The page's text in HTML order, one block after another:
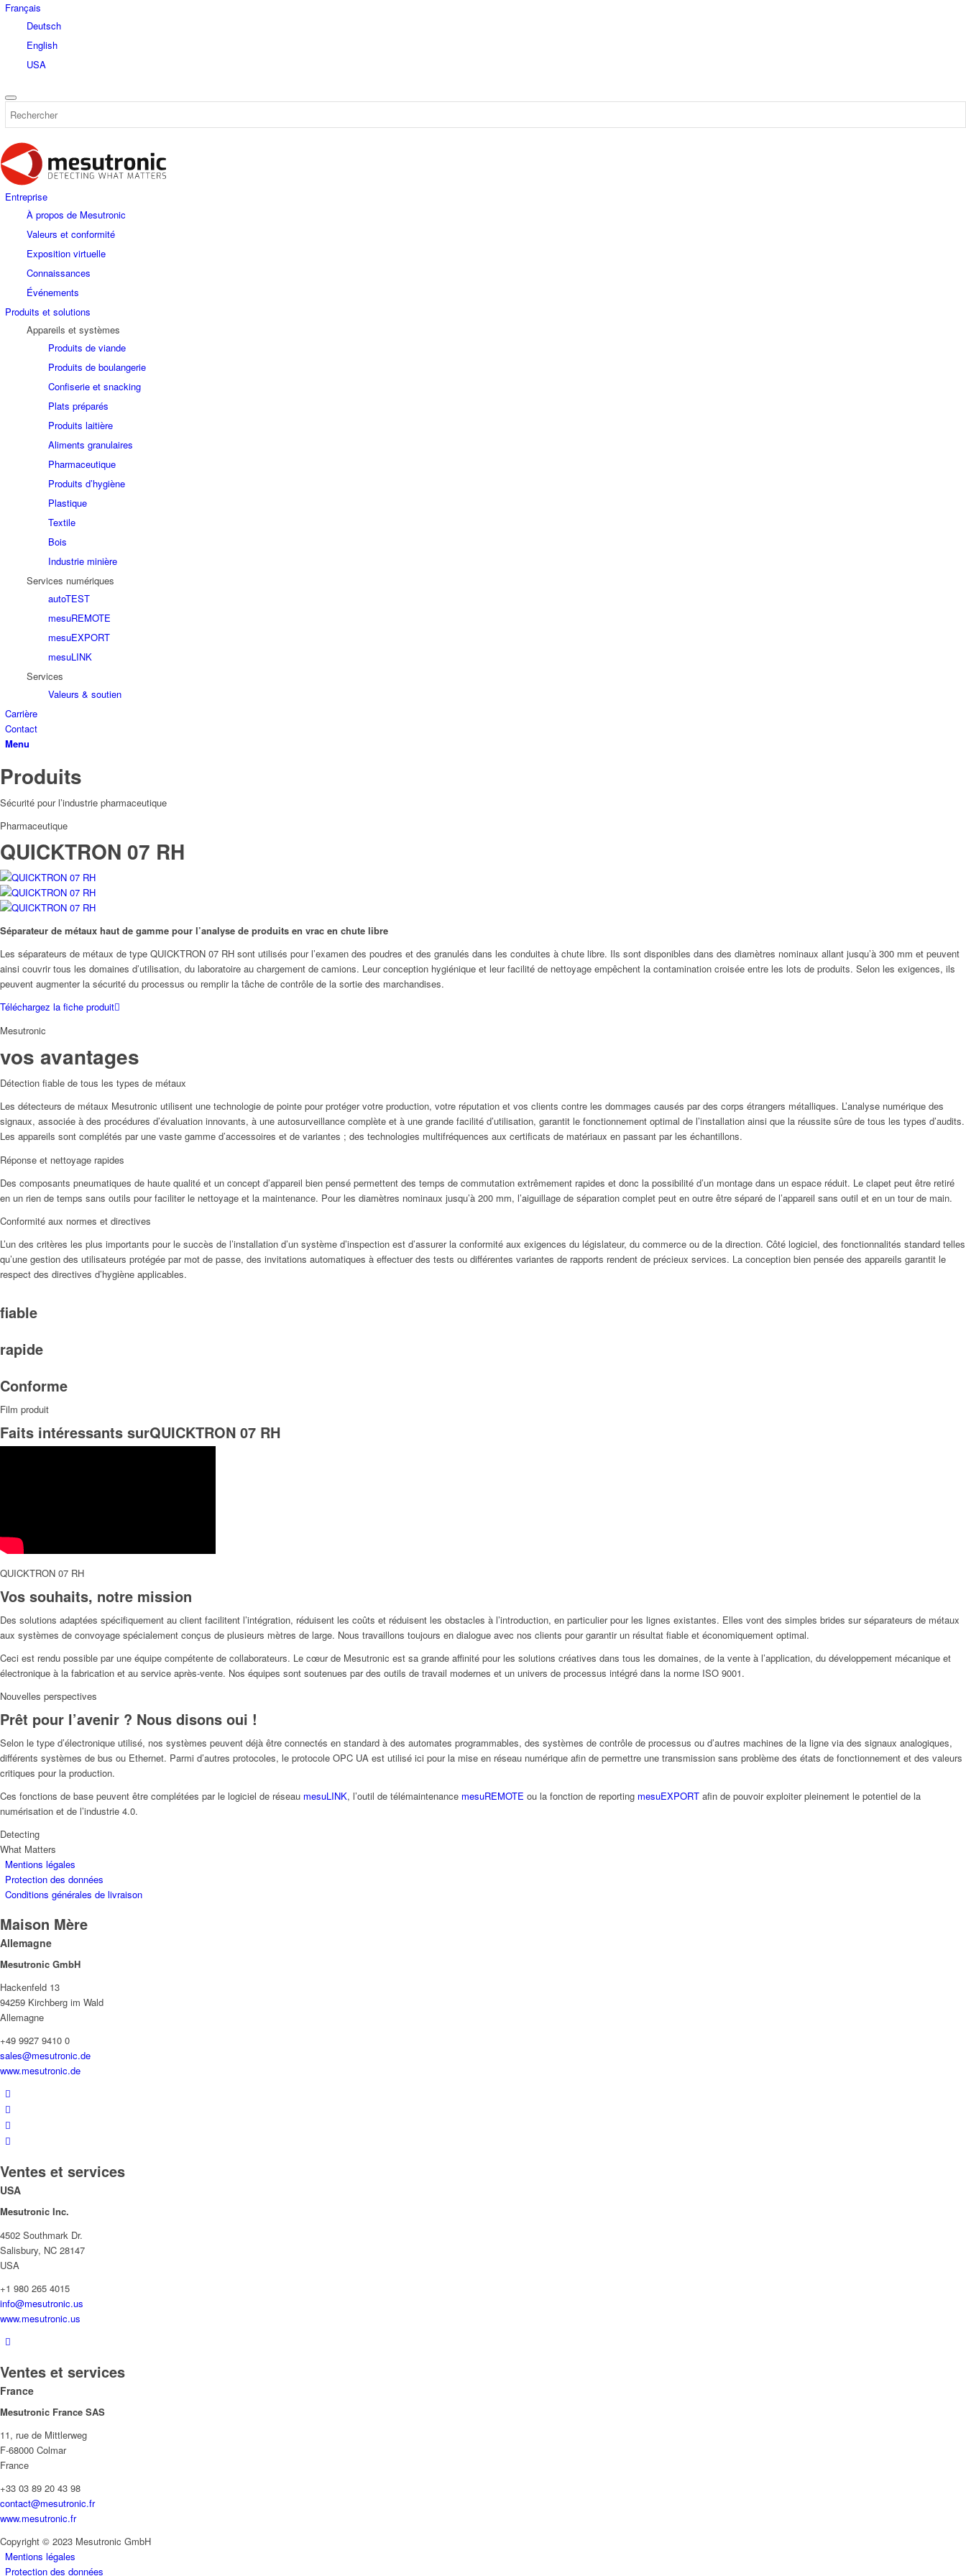
Français
Deutsch
English
USA
Entreprise
À propos de Mesutronic
Valeurs et conformité
Exposition virtuelle
Connaissances
Événements
Produits et solutions
Appareils et systèmes
Produits de viande
Produits de boulangerie
Confiserie et snacking
Plats préparés
Produits laitière
Aliments granulaires
Pharmaceutique
Produits d’hygiène
Plastique
Textile
Bois
Industrie minière
Services numériques
autoTEST
mesuREMOTE
mesuEXPORT
mesuLINK
Services
Valeurs & soutien
Carrière
Contact
Menu
Produits
Sécurité pour l’industrie pharmaceutique
Pharmaceutique
QUICKTRON 07 RH
Séparateur de métaux haut de gamme pour l’analyse de produits en vrac en chute libre
Les séparateurs de métaux de type QUICKTRON 07 RH sont utilisés pour l’examen des poudres et des granulés dans les conduites à chute libre. Ils sont disponibles dans des diamètres nominaux allant jusqu’à 300 mm et peuvent
ainsi couvrir tous les domaines d’utilisation, du laboratoire au chargement de camions. Leur conception hygiénique et leur facilité de nettoyage empêchent la contamination croisée entre les lots de produits. Selon les exigences, ils
peuvent augmenter la sécurité du processus ou remplir la tâche de contrôle de la sortie des marchandises.
Téléchargez la fiche produit
Mesutronic
vos avantages
Détection fiable de tous les types de métaux
Les détecteurs de métaux Mesutronic utilisent une technologie de pointe pour protéger votre production, votre réputation et vos clients contre les dommages causés par des corps étrangers métalliques. L’analyse numérique des
signaux, associée à des procédures d’évaluation innovants, à une autosurveillance complète et à une grande facilité d’utilisation, garantit le fonctionnement optimal de l’installation ainsi que la réussite sûre de tous les types d’audits.
Les appareils sont complétés par une vaste gamme d’accessoires et de variantes ; des technologies multifréquences aux certificats de matériaux en passant par les échantillons.
Réponse et nettoyage rapides
Des composants pneumatiques de haute qualité et un concept d’appareil bien pensé permettent des temps de commutation extrêmement rapides et donc la possibilité d’un montage dans un espace réduit. Le clapet peut être retiré
en un rien de temps sans outils pour faciliter le nettoyage et la maintenance. Pour les diamètres nominaux jusqu’à 200 mm, l’aiguillage de séparation complet peut en outre être séparé de l’appareil sans outil et en un tour de main.
Conformité aux normes et directives
L’un des critères les plus importants pour le succès de l’installation d’un système d’inspection est d’assurer la conformité aux exigences du législateur, du commerce ou de la direction. Côté logiciel, des fonctionnalités standard telles
qu’une gestion des utilisateurs protégée par mot de passe, des invitations automatiques à effectuer des tests ou différentes variantes de rapports rendent de précieux services. La conception bien pensée des appareils garantit le
respect des directives d’hygiène applicables.
fiable
rapide
Conforme
Film produit
Faits intéressants surQUICKTRON 07 RH
QUICKTRON 07 RH
Vos souhaits, notre mission
Des solutions adaptées spécifiquement au client facilitent l’intégration, réduisent les coûts et réduisent les obstacles à l’introduction, en particulier pour les lignes existantes. Elles vont des simples brides sur séparateurs de métaux
aux systèmes de convoyage spécialement conçus de plusieurs mètres de large. Nous travaillons toujours en dialogue avec nos clients pour garantir un résultat fiable et économiquement optimal.
Ceci est rendu possible par une équipe compétente de collaborateurs. Le cœur de Mesutronic est sa grande affinité pour les solutions créatives dans tous les domaines, de la vente à l’application, du développement mécanique et
électronique à la fabrication et au service après-vente. Nos équipes sont soutenues par des outils de travail modernes et un univers de processus intégré dans la norme ISO 9001.
Nouvelles perspectives
Prêt pour l’avenir ? Nous disons oui !
Selon le type d’électronique utilisé, nos systèmes peuvent déjà être connectés en standard à des automates programmables, des systèmes de contrôle de processus ou d’autres machines de la ligne via des signaux analogiques,
différents systèmes de bus ou Ethernet. Parmi d’autres protocoles, le protocole OPC UA est utilisé ici pour la mise en réseau numérique afin de permettre une transmission sans problème des états de fonctionnement et des valeurs
critiques pour la production.
Ces fonctions de base peuvent être complétées par le logiciel de réseau mesuLINK, l’outil de télémaintenance mesuREMOTE ou la fonction de reporting mesuEXPORT afin de pouvoir exploiter pleinement le potentiel de la
numérisation et de l’industrie 4.0.
Detecting
What Matters
Mentions légales
Protection des données
Conditions générales de livraison
Maison Mère
Allemagne
Mesutronic GmbH
Hackenfeld 13
94259 Kirchberg im Wald
Allemagne
+49 9927 9410 0
sales@mesutronic.de
www.mesutronic.de
Ventes et services
USA
Mesutronic Inc.
4502 Southmark Dr.
Salisbury, NC 28147
USA
+1 980 265 4015
info@mesutronic.us
www.mesutronic.us
Ventes et services
France
Mesutronic France SAS
11, rue de Mittlerweg
F-68000 Colmar
France
+33 03 89 20 43 98
contact@mesutronic.fr
www.mesutronic.fr
Copyright © 2023 Mesutronic GmbH
Mentions légales
Protection des données